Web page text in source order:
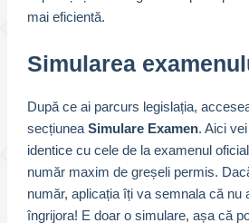
mai eficientă.
Simularea
După ce ai parcurs legislația,
secțiunea Simulare Examen. Aici
identice cu cele de la examenul
număr maxim de greșeli permis.
număr, aplicația îți va semnala că nu
îngrijora! E doar o simulare, așa că